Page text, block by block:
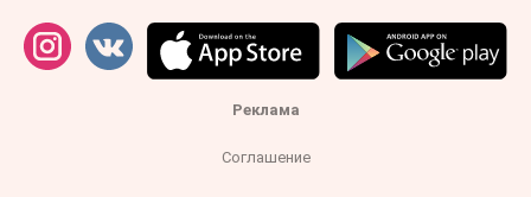
Реклама
Соглашение